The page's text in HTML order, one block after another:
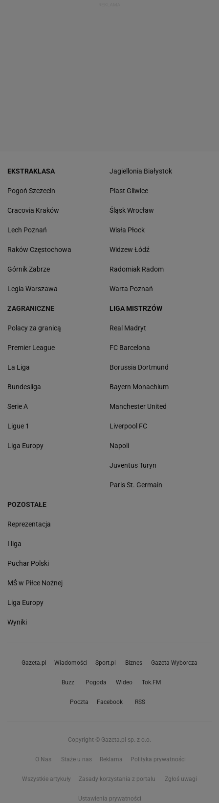
EKSTRAKLASA
Pogoń Szczecin
Cracovia Kraków
Lech Poznań
Raków Częstochowa
Górnik Zabrze
Legia Warszawa
Jagiellonia Białystok
Piast Gliwice
Śląsk Wrocław
Wisła Płock
Widzew Łódź
Radomiak Radom
Warta Poznań
ZAGRANICZNE
Polacy za granicą
Premier League
La Liga
Bundesliga
Serie A
Ligue 1
Liga Europy
LIGA MISTRZÓW
Real Madryt
FC Barcelona
Borussia Dortmund
Bayern Monachium
Manchester United
Liverpool FC
Napoli
Juventus Turyn
Paris St. Germain
POZOSTAŁE
Reprezentacja
I liga
Puchar Polski
MŚ w Piłce Nożnej
Liga Europy
Wyniki
Gazeta.pl Wiadomości Sport.pl Biznes Gazeta Wyborcza
Buzz Pogoda Wideo Tok.FM
Poczta Facebook RSS
Copyright © Gazeta.pl sp. z o.o.
O Nas Staże u nas Reklama Polityka prywatności
Wszystkie artykuły Zasady korzystania z portalu Zgłoś uwagi
Ustawienia prywatności